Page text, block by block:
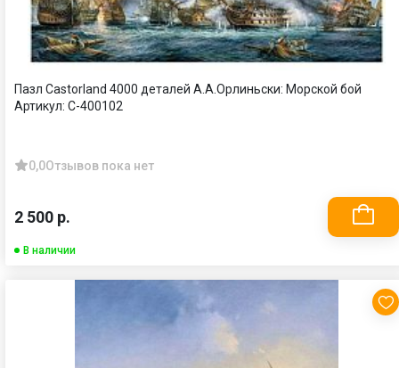
Пазл Castorland 4000 деталей А.А.Орлиньски: Морской бой
Артикул: С-400102
0,0Отзывов пока нет
2 500 р.
В наличии